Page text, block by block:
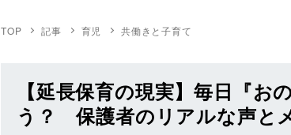
TOP 記事 育児 共働きと子育て
【延長保育の現実】毎日『お
う？ 保護者のリアルな声と